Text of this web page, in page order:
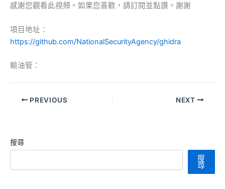
感謝您觀看此視頻。如果您喜歡，請訂閱並點讚。謝謝
項目地址：
https://github.com/NationalSecurityAgency/ghidra
輸油管：
PREVIOUS NEXT
搜尋
搜
尋